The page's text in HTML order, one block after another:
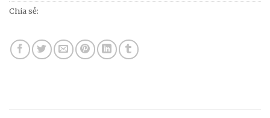
Chia sẻ: